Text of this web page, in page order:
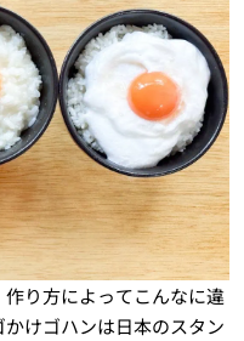
り方によってこんなに違
けゴハンは日本のスタン